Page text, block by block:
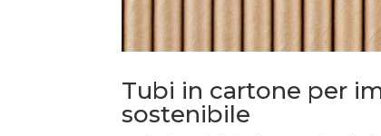
Tubi in cartone per
sostenibile